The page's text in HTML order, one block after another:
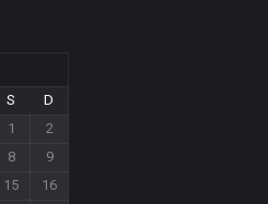
S
D
1
2
8
9
15
16